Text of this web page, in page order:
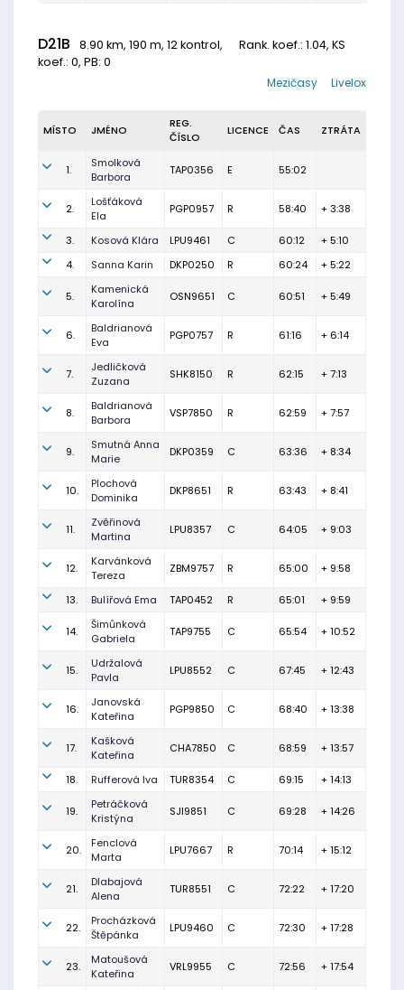
D21B 8.90 km, 190 m, 12 kontrol, Rank. koef.: 1.04, KS
koef.: 0, PB: 0
Livelox
Mezičasy
MÍSTO JMÉNO
REG.
ČÍSLO
LICENCE ČAS ZTRÁTA
1.
Smolková
Barbora
TAP0356 E 55:02
2.
Lošťáková
Ela
PGP0957 R 58:40 + 3:38
3. Kosová Klára LPU9461 C 60:12
+ 5:10
4.
Sanna Karin DKP0250 R 60:24 + 5:22
5.
Kamenická
Karolína
OSN9651 C 60:51 + 5:49
6.
Baldrianová
Eva
PGP0757 R 61:16 + 6:14
7.
Jedličková
Zuzana
SHK8150 R 62:15 + 7:13
8.
Baldrianová
Barbora
VSP7850 R 62:59 + 7:57
9.
Smutná Anna
Marie
DKP0359 C 63:36 + 8:34
10.
Plochová
Dominika
DKP8651 R 63:43 + 8:41
11.
Zvěřinová
Martina
LPU8357 C 64:05 + 9:03
12.
Karvánková
Tereza
ZBM9757 R 65:00 + 9:58
13. Bulířová Ema TAP0452 R 65:01 + 9:59
14.
Šimůnková
Gabriela
TAP9755 C 65:54 + 10:52
15.
Udržalová
Pavla
LPU8552 C 67:45 + 12:43
16.
Janovská
Kateřina
PGP9850 C 68:40 + 13:38
17.
Kašková
Kateřina
CHA7850 C 68:59 + 13:57
18. Rufferová Iva TUR8354 C 69:15 + 14:13
19.
Petráčková
Kristýna
SJI9851 C 69:28 + 14:26
20.
Fenclová
Marta
LPU7667 R 70:14 + 15:12
21.
Dlabajová
Alena
TUR8551 C 72:22 + 17:20
22.
Procházková
Štěpánka
LPU9460 C 72:30 + 17:28
23.
Matoušová
Kateřina
VRL9955 C 72:56 + 17:54